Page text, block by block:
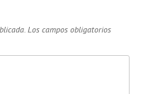
Los campos obligatorios